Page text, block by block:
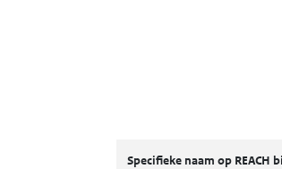
Specifieke naam op REACH